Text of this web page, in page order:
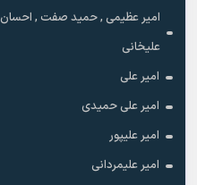
امیر عظیمی , حمید صفت , احسان
علیخانی
امیر علی
امیر علی حمیدی
امیر علیپور
امیر علیمردانی